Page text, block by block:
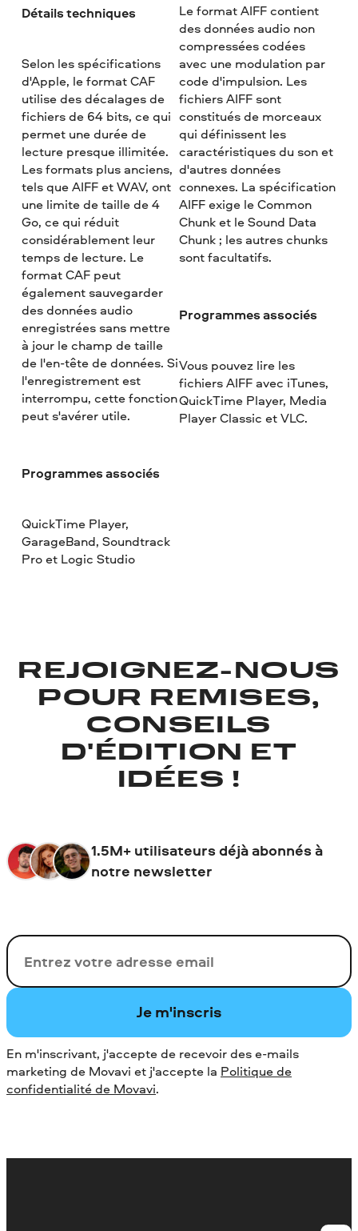
Détails techniques
Selon les spécifications
d'Apple, le format CAF
utilise des décalages de
fichiers de 64 bits, ce qui
permet une durée de
lecture presque illimitée.
Les formats plus anciens,
tels que AIFF et WAV, ont
une limite de taille de 4
Go, ce qui réduit
considérablement leur
temps de lecture. Le
format CAF peut
également sauvegarder
des données audio
enregistrées sans mettre
à jour le champ de taille
de l'en-tête de données. Si
l'enregistrement est
interrompu, cette fonction
peut s'avérer utile.
Programmes associés
QuickTime Player,
GarageBand, Soundtrack
Pro et Logic Studio
Le format AIFF contient
des données audio non
compressées codées
avec une modulation par
code d'impulsion. Les
fichiers AIFF sont
constitués de morceaux
qui définissent les
caractéristiques du son et
d'autres données
connexes. La spécification
AIFF exige le Common
Chunk et le Sound Data
Chunk ; les autres chunks
sont facultatifs.
Programmes associés
Vous pouvez lire les
fichiers AIFF avec iTunes,
QuickTime Player, Media
Player Classic et VLC.
REJOIGNEZ-NOUS
POUR REMISES,
CONSEILS
D'ÉDITION ET
IDÉES !
1.5M+ utilisateurs déjà abonnés à
notre newsletter
Votre adresse de messagerie
Je m'inscris
En m'inscrivant, j'accepte de recevoir des e-mails
marketing de Movavi et j'accepte la Politique de
confidentialité de Movavi.